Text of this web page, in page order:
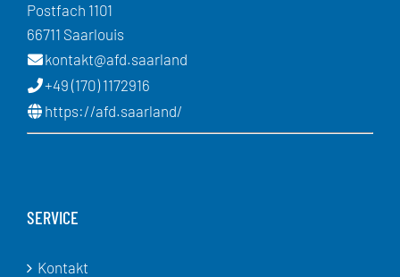
Postfach 1101
66711 Saarlouis
kontakt@afd.saarland
+49 (170) 1172916
https://afd.saarland/
SERVICE
Kontakt